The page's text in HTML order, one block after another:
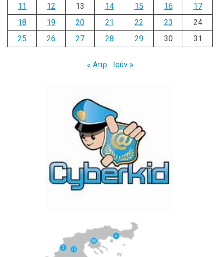
11
12 13 14 15 16
17
18
19 20 21 22 23
24
25
26 27 28 29 30 31
« Απρ Ιούν »